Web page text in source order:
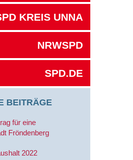
KREIS UNNA
NRWSPD
SPD.DE
BEITRÄGE
für eine
Fröndenberg
2022